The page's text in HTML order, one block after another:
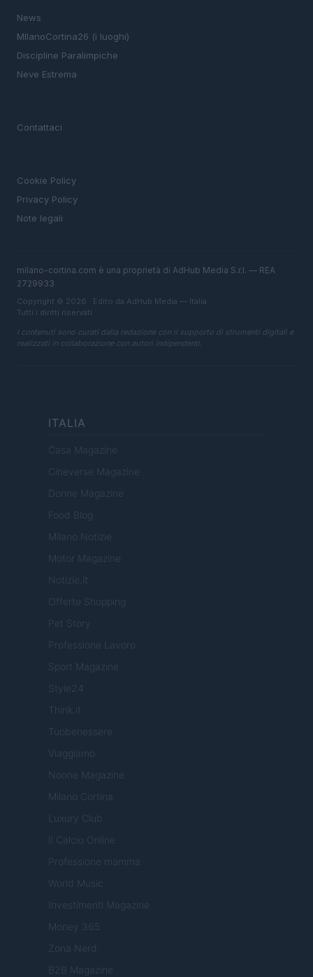
News
MIlanoCortina26 (i luoghi)
Discipline Paralimpiche
Neve Estrema
Contattaci
Cookie Policy
Privacy Policy
Note legali
milano-cortina.com è una proprietà di AdHub Media S.r.l. — REA
2729933
Copyright © 2026 · Edito da AdHub Media — Italia
Tutti i diritti riservati
I contenuti sono curati dalla redazione con il supporto di strumenti digitali e
realizzati in collaborazione con autori indipendenti.
ITALIA
Casa Magazine
Cineverse Magazine
Donne Magazine
Food Blog
Milano Notizie
Motor Magazine
Notizie.it
Offerte Shopping
Pet Story
Professione Lavoro
Sport Magazine
Style24
Think.it
Tuobenessere
Viaggiamo
Nonne Magazine
Milano Cortina
Luxury Club
Il Calcio Online
Professione mamma
World Music
Investimenti Magazine
Money 365
Zona Nerd
B2B Magazine